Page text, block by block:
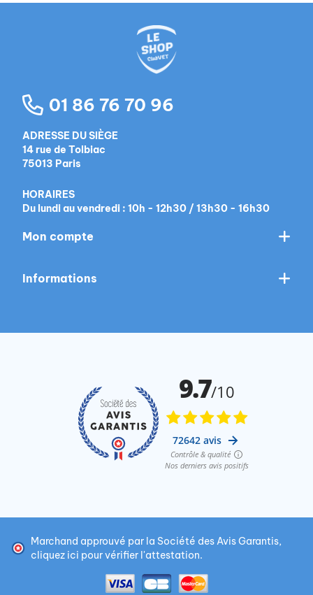
01 86 76 70 96
ADRESSE DU SIÈGE
14 rue de Tolbiac
75013 Paris
HORAIRES
Du lundi au vendredi : 10h - 12h30 / 13h30 - 16h30
Mon compte
Informations
Marchand approuvé par la Société des Avis Garantis,
cliquez ici pour vérifier l'attestation.